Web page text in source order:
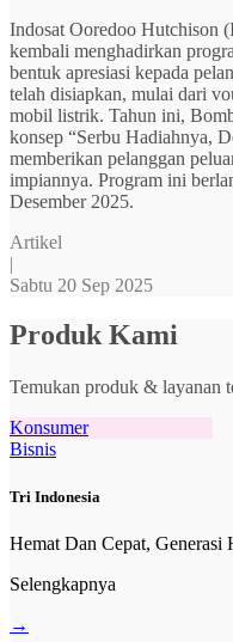
Indosat Ooredoo Hutchison
kembali menghadirkan
bentuk apresiasi kepada
telah disiapkan, mulai dari
mobil listrik. Tahun ini,
konsep “Serbu Hadiahnya,
memberikan pelanggan
impiannya. Program ini
Desember 2025.
Artikel
|
Sabtu 20 Sep 2025
Produk Kami
Temukan produk & layanan
Konsumer
Bisnis
Tri Indonesia
Hemat Dan Cepat, Generasi
Selengkapnya
→